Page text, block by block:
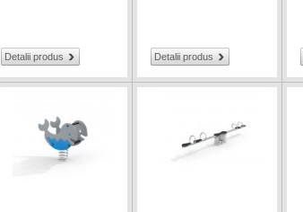
Detalii produs Detalii produs